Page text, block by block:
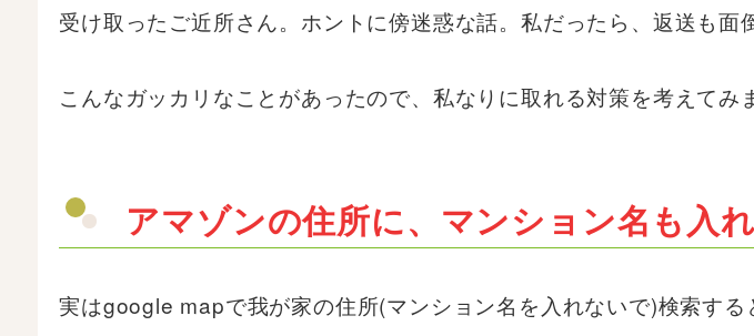
受け取ったご近所さん。ホントに傍迷惑な話。私だったら、返送も面
こんなガッカリなことがあったので、私なりに取れる対策を考えてみ
アマゾンの住所に、マンション名も入れ
実はgoogle mapで我が家の住所(マンション名を入れないで)検索する